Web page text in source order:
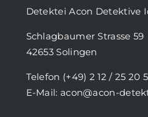
Detektei Acon Detektive
Schlagbaumer Strasse 59
42653 Solingen
Telefon (+49) 2 12 / 25 20
E-Mail: acon@acon-